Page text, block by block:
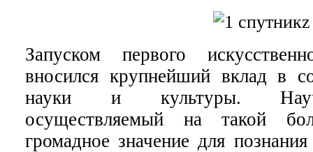
Запуском первого
вносился крупнейший вклад в
науки и культуры.
осуществляемый на такой
громадное значение для